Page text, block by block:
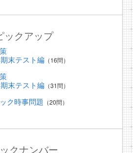
ックアップ
末テスト編（16問）
末テスト編（31問）
ク時事問題 （20問）
クナンバー